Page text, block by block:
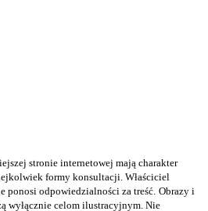
stronie internetowej mają charakter
formy konsultacji. Właściciel
ponosi odpowiedzialności za treść. Obrazy i
wyłącznie celom ilustracyjnym. Nie